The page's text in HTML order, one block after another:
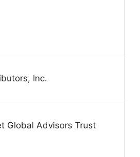
Inc.
Global Advisors Trust